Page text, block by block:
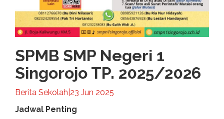
SPMB SMP Negeri 1
Singorojo TP. 2025/2026
Berita Sekolah 23 Jun 2025
Jadwal Penting